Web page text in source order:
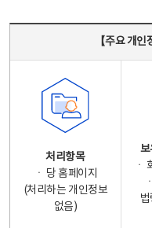
【주요 개인
처리항목
ㆍ 당 홈페이지
(처리하는 개인정보
없음)
보
ㆍ